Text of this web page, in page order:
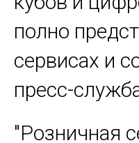
полно
сервисах и
пресс-
"Розничная